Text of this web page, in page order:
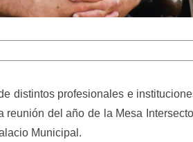
distintos profesionales e
reunión del año de la Mesa
Municipal.